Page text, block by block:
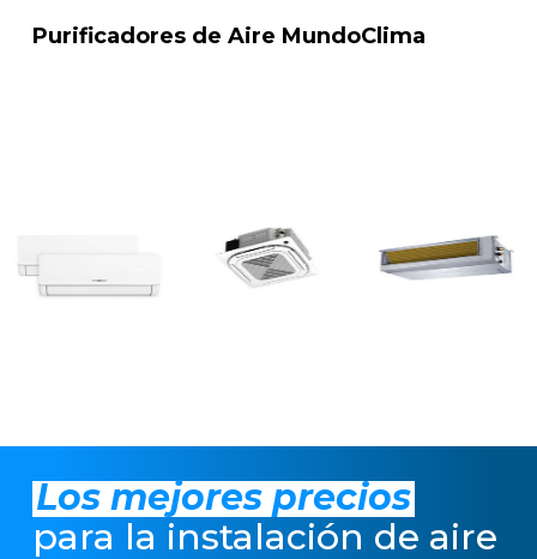
Purificadores de Aire MundoClima
Los mejores precios
para la instalación de aire